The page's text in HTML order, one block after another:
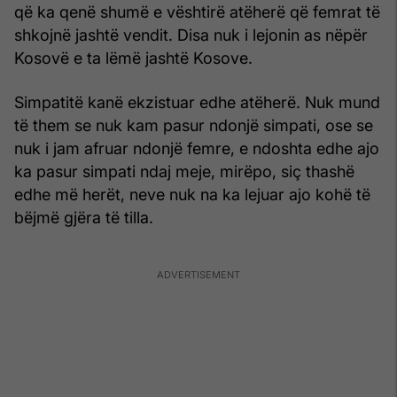
që ka qenë shumë e vështirë atëherë që femrat të
shkojnë jashtë vendit. Disa nuk i lejonin as nëpër
Kosovë e ta lëmë jashtë Kosove.
Simpatitë kanë ekzistuar edhe atëherë. Nuk mund
të them se nuk kam pasur ndonjë simpati, ose se
nuk i jam afruar ndonjë femre, e ndoshta edhe ajo
ka pasur simpati ndaj meje, mirëpo, siç thashë
edhe më herët, neve nuk na ka lejuar ajo kohë të
bëjmë gjëra të tilla.